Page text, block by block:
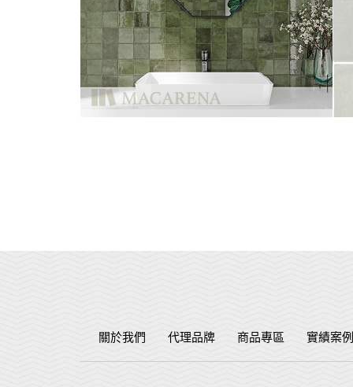
關於我們 代理品牌 商品專區 實績案例